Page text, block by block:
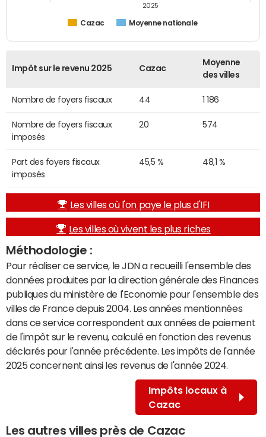
Cazac Moyenne nationale
2025
Impôt sur le revenu 2025 Cazac
Moyenne
des villes
Nombre de foyers fiscaux 44 1 186
Nombre de foyers fiscaux
imposés
20 574
Part des foyers fiscaux
imposés
45,5 % 48,1 %
Les villes où l'on paye le plus d'IFI
Les villes où vivent les plus riches
Méthodologie :
Pour réaliser ce service, le JDN a recueilli l'ensemble des
données produites par la direction générale des Finances
publiques du ministère de l'Economie pour l'ensemble des
villes de France depuis 2004. Les années mentionnées
dans ce service correspondent aux années de paiement
de l'impôt sur le revenu, calculé en fonction des revenus
déclarés pour l'année précédente. Les impôts de l'année
2025 concernent ainsi les revenus de l'année 2024.
Impôts locaux à
Cazac
Les autres villes près de Cazac